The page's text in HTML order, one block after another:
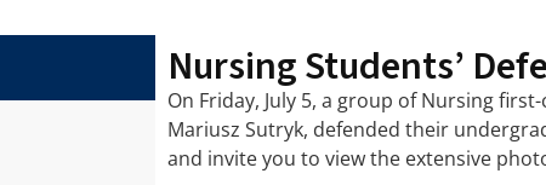
Nursing Students’
On Friday, July 5, a group of Nursing
Mariusz Sutryk, defended their
and invite you to view the extensive